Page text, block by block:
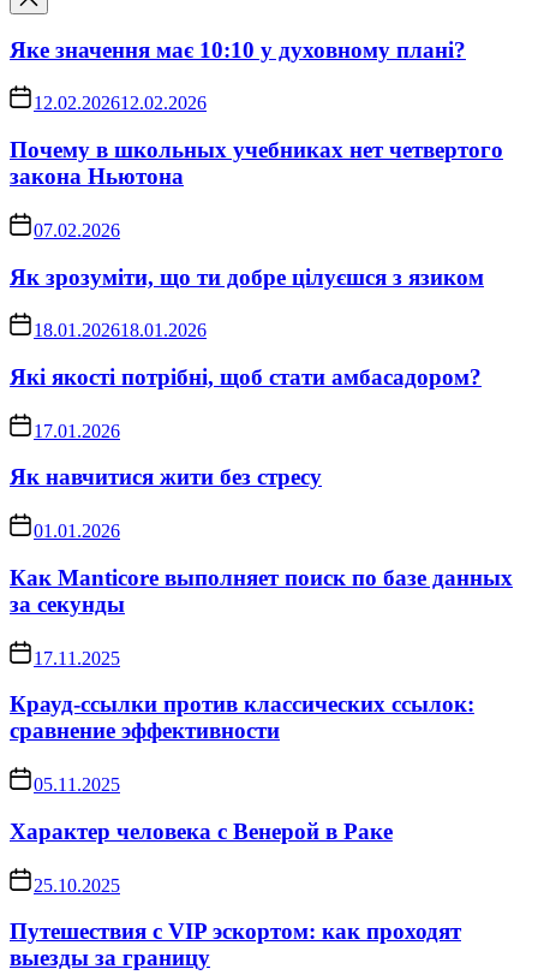
Яке значення має 10:10 у духовному плані?
12.02.202612.02.2026
Почему в школьных учебниках нет четвертого
закона Ньютона
07.02.2026
Як зрозуміти, що ти добре цілуєшся з язиком
18.01.202618.01.2026
Які якості потрібні, щоб стати амбасадором?
17.01.2026
Як навчитися жити без стресу
01.01.2026
Как Manticore выполняет поиск по базе данных
за секунды
17.11.2025
Крауд-ссылки против классических ссылок:
сравнение эффективности
05.11.2025
Характер человека с Венерой в Раке
25.10.2025
Путешествия с VIP эскортом: как проходят
выезды за границу